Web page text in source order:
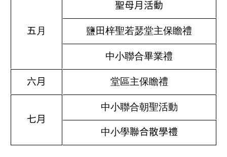
五 月
聖母月活動
鹽田梓聖若瑟堂主保瞻禮
中小聯合畢業禮
六月 堂區主保瞻禮
七月
中小聯合朝聖活動
中小學聯合散學禮